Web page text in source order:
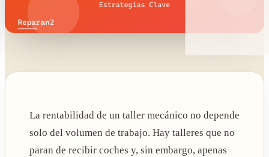
La rentabilidad de un taller mecánico no depende
solo del volumen de trabajo. Hay talleres que no
paran de recibir coches y, sin embargo, apenas